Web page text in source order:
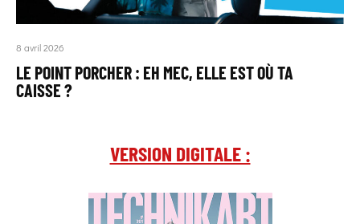
8 avril 2026
LE POINT PORCHER : EH MEC, ELLE EST OÙ TA
CAISSE ?
VERSION DIGITALE :